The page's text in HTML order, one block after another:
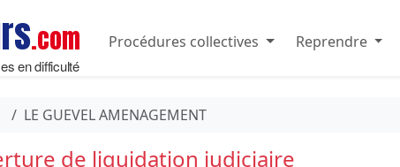
.com
en difficulté
Procédures collectives Reprendre
LE GUEVEL AMENAGEMENT
de liquidation judiciaire